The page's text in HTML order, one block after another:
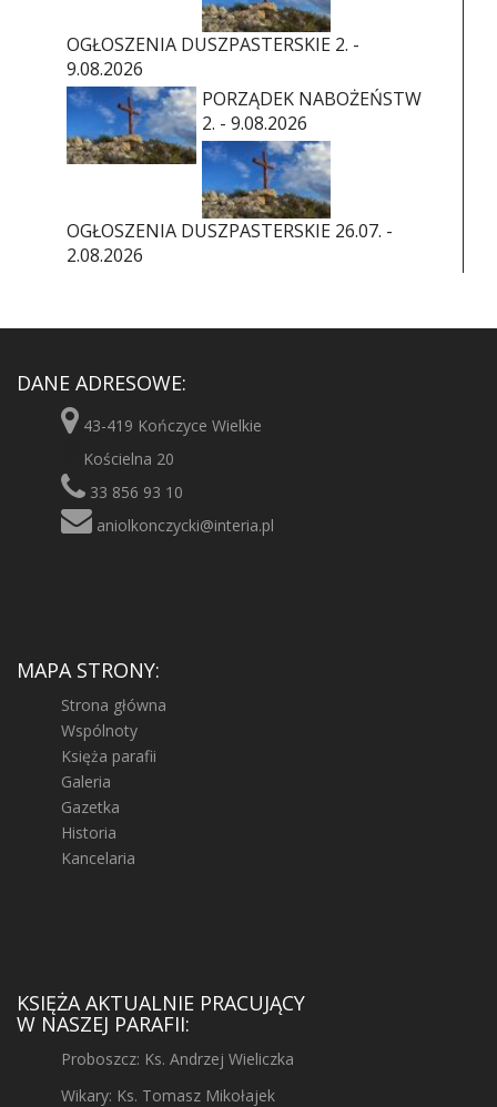
OGŁOSZENIA DUSZPASTERSKIE 2. -
9.08.2026
PORZĄDEK NABOŻEŃSTW
2. - 9.08.2026
OGŁOSZENIA DUSZPASTERSKIE 26.07. -
2.08.2026
DANE ADRESOWE:
43-419 Kończyce Wielkie
Kościelna 20
33 856 93 10
aniolkonczycki@interia.pl
MAPA STRONY:
Strona główna
Wspólnoty
Księża parafii
Galeria
Gazetka
Historia
Kancelaria
KSIĘŻA AKTUALNIE PRACUJĄCY
W NASZEJ PARAFII:
Proboszcz: Ks. Andrzej Wieliczka
Wikary: Ks. Tomasz Mikołajek